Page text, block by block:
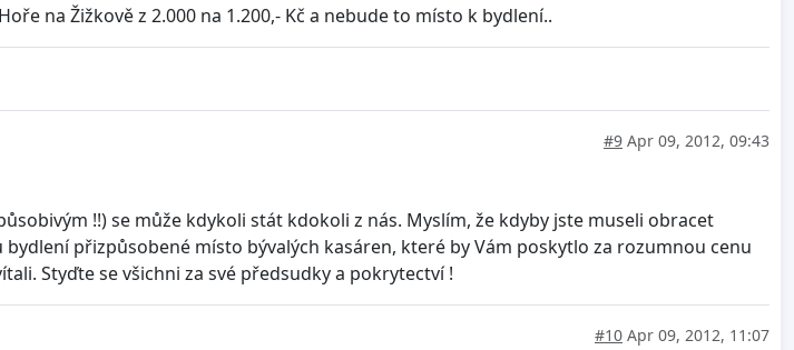
na Žižkově z 2.000 na 1.200,- Kč a nebude to místo k bydlení..
#9 Apr 09, 2012, 09:43
!!) se může kdykoli stát kdokoli z nás. Myslím, že kdyby jste museli obracet
přizpůsobené místo bývalých kasáren, které by Vám poskytlo za rozumnou cenu
Styďte se všichni za své předsudky a pokrytectví !
#10 Apr 09, 2012, 11:07